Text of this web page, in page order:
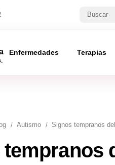
Enfermedades Terapias
Autismo Signos tempranos